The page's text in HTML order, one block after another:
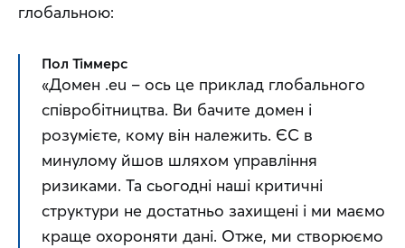
глобальною:
Пол Тіммерс
«Домен .eu – ось це приклад глобального
співробітництва. Ви бачите домен і
розумієте, кому він належить. ЄС в
минулому йшов шляхом управління
ризиками. Та сьогодні наші критичні
структури не достатньо захищені і ми маємо
краще охороняти дані. Отже, ми створюємо